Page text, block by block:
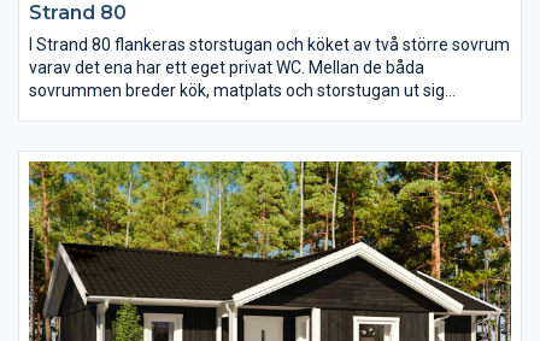
Strand 80
I Strand 80 flankeras storstugan och köket av två större sovrum
varav det ena har ett eget privat WC. Mellan de båda
sovrummen breder kök, matplats och storstugan ut sig
kombifönstren ger ett härligt ljusinsläpp.